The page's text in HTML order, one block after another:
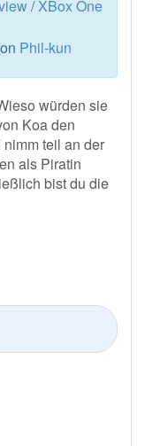
/XBox One
Phil-kun
würden sie
Koa den
teil an der
als Piratin
bist du die